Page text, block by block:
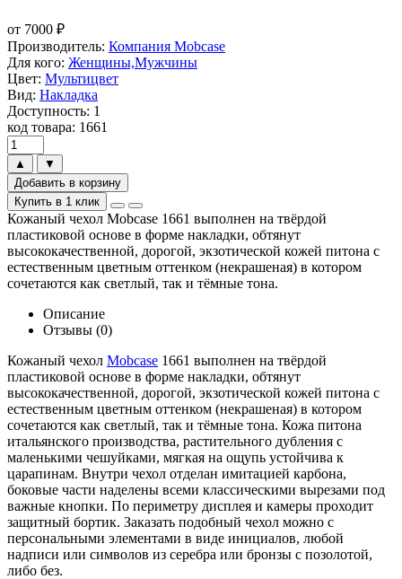
от 7000 ₽
Производитель: Компания Mobcase
Для кого: Женщины,Мужчины
Цвет: Мультицвет
Вид: Накладка
Доступность: 1
код товара: 1661
▲
▼
Добавить в корзину
Купить в 1 клик
Кожаный чехол Mobcase 1661 выполнен на твёрдой
пластиковой основе в форме накладки, обтянут
высококачественной, дорогой, экзотической кожей питона с
естественным цветным оттенком (некрашеная) в котором
сочетаются как светлый, так и тёмные тона.
Описание
Отзывы (0)
Кожаный чехол Mobcase 1661 выполнен на твёрдой
пластиковой основе в форме накладки, обтянут
высококачественной, дорогой, экзотической кожей питона с
естественным цветным оттенком (некрашеная) в котором
сочетаются как светлый, так и тёмные тона. Кожа питона
итальянского производства, растительного дубления с
маленькими чешуйками, мягкая на ощупь устойчива к
царапинам. Внутри чехол отделан имитацией карбона,
боковые части наделены всеми классическими вырезами под
важные кнопки. По периметру дисплея и камеры проходит
защитный бортик. Заказать подобный чехол можно с
персональными элементами в виде инициалов, любой
надписи или символов из серебра или бронзы с позолотой,
либо без.